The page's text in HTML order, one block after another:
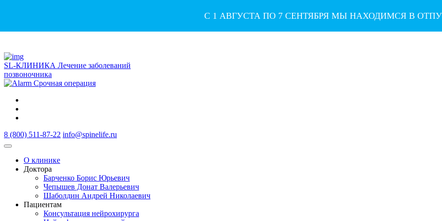
С 1 АВГУСТА ПО 7 СЕНТЯБРЯ МЫ НАХОДИМСЯ В
SL-КЛИНИКА Лечение заболеваний
позвоночника
Срочная операция
8 (800) 511-87-22 info@spinelife.ru
О клинике
Доктора
Барченко Борис Юрьевич
Чепышев Донат Валерьевич
Шаболдин Андрей Николаевич
Пациентам
Консультация нейрохирурга